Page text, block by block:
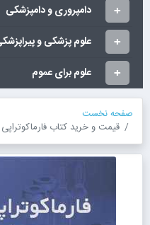
دامپروری و دامپزشکی
علوم پزشکی و
علوم برای عموم
صفحه نخست
قیمت و خرید کتاب